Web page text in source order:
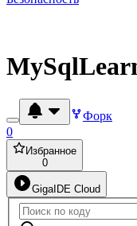
Форк
0
Избранное
0
GigaIDE Cloud